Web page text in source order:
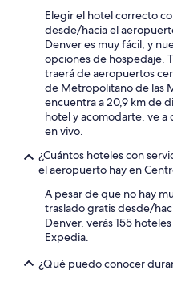
Elegir el hotel correcto
desde/hacia el
Denver es muy fácil, y
opciones de hospedaje.
traerá de aeropuertos
de Metropolitano de las
encuentra a 20,9 km de
hotel y acomodarte, ve a
en vivo.
¿Cuántos hoteles con
el aeropuerto hay en
A pesar de que no hay
traslado gratis desde/
Denver, verás 155
Expedia.
¿Qué puedo conocer